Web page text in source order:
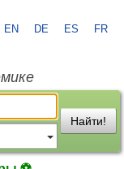
EN DE ES FR
Найти!